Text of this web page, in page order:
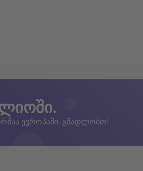
ევროპაში. გმადლობთ!